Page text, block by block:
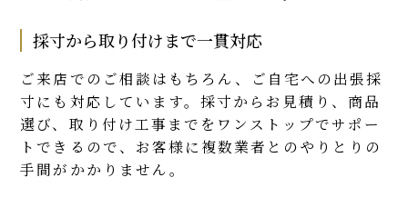
採寸から取り付けまで一貫対応
ご来店でのご相談はもちろん、ご自宅への出張採
寸にも対応しています。採寸からお見積り、商品
選び、取り付け工事までをワンストップでサポー
トできるので、お客様に複数業者とのやりとりの
手間がかかりません。